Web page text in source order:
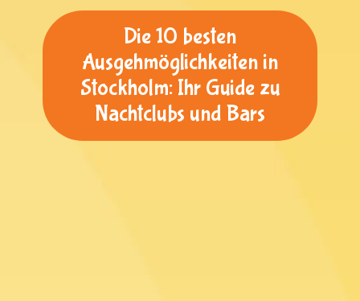
Die 10 besten
Ausgehmöglichkeiten in
Stockholm: Ihr Guide zu
Nachtclubs und Bars